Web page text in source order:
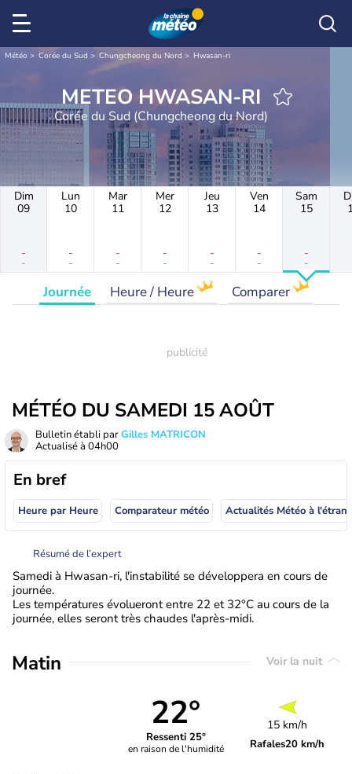
Météo Corée du Sud Chungcheong du Nord Hwasan-ri
METEO HWASAN-RI
Corée du Sud (Chungcheong du Nord)
Dim
09
-
-
Lun
10
-
-
Mar
11
-
-
Mer
12
-
-
Jeu
13
-
-
Ven
14
-
-
Sam
15
-
-
Journée Heure / Heure Comparer
MÉTÉO DU SAMEDI 15 AOÛT
Bulletin établi parGilles MATRICON
Actualisé à 04h00
En bref
Heure par Heure Comparateur météo
Résumé de l’expert
Samedi à Hwasan-ri, l'instabilité se développera en cours de
journée.
Les températures évolueront entre 22 et 32°C au cours de la
journée, elles seront très chaudes l'après-midi.
Matin Voir la nuit
22°
Ressenti 25°
en raison de l'humidité
15 km/h
Rafales20 km/h